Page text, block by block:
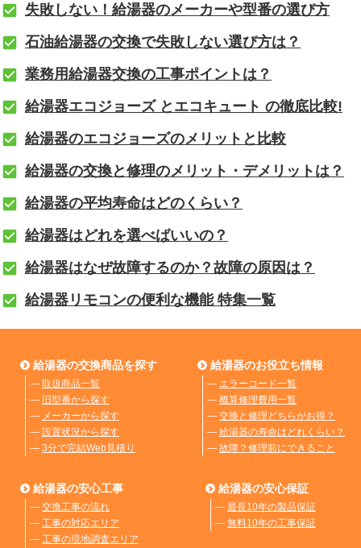
失敗しない！給湯器のメーカーや型番の選び方
石油給湯器の交換で失敗しない選び方は？
業務用給湯器交換の工事ポイントは？
給湯器エコジョーズ とエコキュート の徹底比較!
給湯器のエコジョーズのメリットと比較
給湯器の交換と修理のメリット・デメリットは？
給湯器の平均寿命はどのくらい？
給湯器はどれを選べばいいの？
給湯器はなぜ故障するのか？故障の原因は？
給湯器リモコンの便利な機能 特集一覧
給湯器の交換商品を探す
― 取扱商品一覧
― 旧型番から探す
― メーカーから探す
― 設置状況から探す
― 3分で完結Web見積り
給湯器のお役立ち情報
― エラーコード一覧
― 概算修理費用一覧
― 交換と修理どちらがお得？
― 給湯器の寿命はどれくらい？
― 故障？修理前にできること
給湯器の安心工事
― 交換工事の流れ
― 工事の対応エリア
― 工事の現地調査エリア
給湯器の安心保証
― 最長10年の製品保証
― 無料10年の工事保証